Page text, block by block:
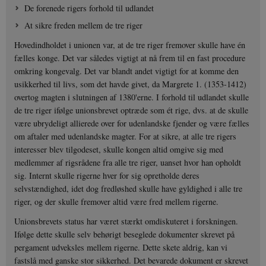
De forenede rigers forhold til udlandet
At sikre freden mellem de tre riger
Hovedindholdet i unionen var, at de tre riger fremover skulle have én
fælles konge. Det var således vigtigt at nå frem til en fast procedure
omkring kongevalg. Det var blandt andet vigtigt for at komme den
usikkerhed til livs, som det havde givet, da Margrete 1. (1353-1412)
overtog magten i slutningen af 1380'erne. I forhold til udlandet skulle
de tre riger ifølge unionsbrevet optræde som ét rige, dvs. at de skulle
være ubrydeligt allierede over for udenlandske fjender og være fælles
om aftaler med udenlandske magter. For at sikre, at alle tre rigers
interesser blev tilgodeset, skulle kongen altid omgive sig med
medlemmer af rigsrådene fra alle tre riger, uanset hvor han opholdt
sig. Internt skulle rigerne hver for sig opretholde deres
selvstændighed, idet dog fredløshed skulle have gyldighed i alle tre
riger, og der skulle fremover altid være fred mellem rigerne.
Unionsbrevets status har været stærkt omdiskuteret i forskningen.
Ifølge dette skulle selv behørigt beseglede dokumenter skrevet på
pergament udveksles mellem rigerne. Dette skete aldrig, kan vi
fastslå med ganske stor sikkerhed. Det bevarede dokument er skrevet